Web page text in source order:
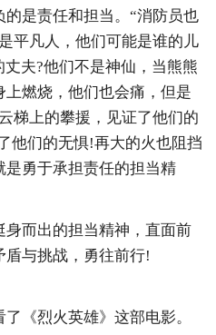
是责任和担当。“消防员也
平凡人，他们可能是谁的儿
夫?他们不是神仙，当熊熊
燃烧，他们也会痛，但是
梯上的攀援，见证了他们的
他们的无惧!再大的火也阻挡
勇于承担责任的担当精
身而出的担当精神，直面前
盾与挑战，勇往前行!
《烈火英雄》这部电影。